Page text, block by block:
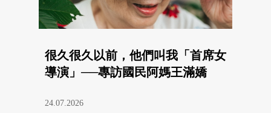
很久很久以前，他們叫我「首席女
導演」──專訪國民阿媽王滿嬌
24.07.2026